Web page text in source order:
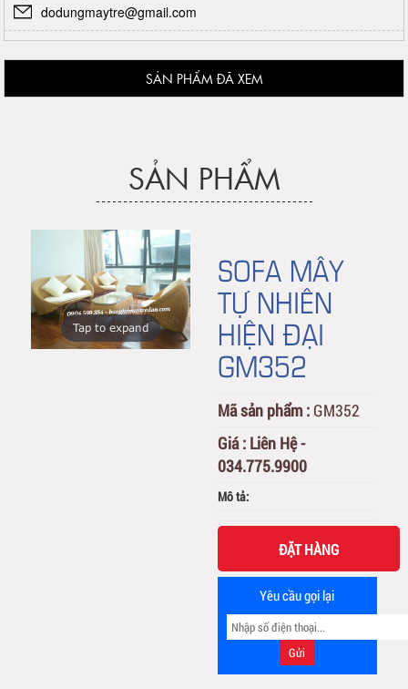
dodungmaytre@gmail.com
SẢN PHẨM ĐÃ XEM
SẢN PHẨM
Tap to expand
SOFA MÂY
TỰ NHIÊN
HIỆN ĐẠI
GM352
Mã sản phẩm : GM352
Giá : Liên Hệ -
034.775.9900
Mô tả:
ĐẶT HÀNG
Yêu cầu gọi lại